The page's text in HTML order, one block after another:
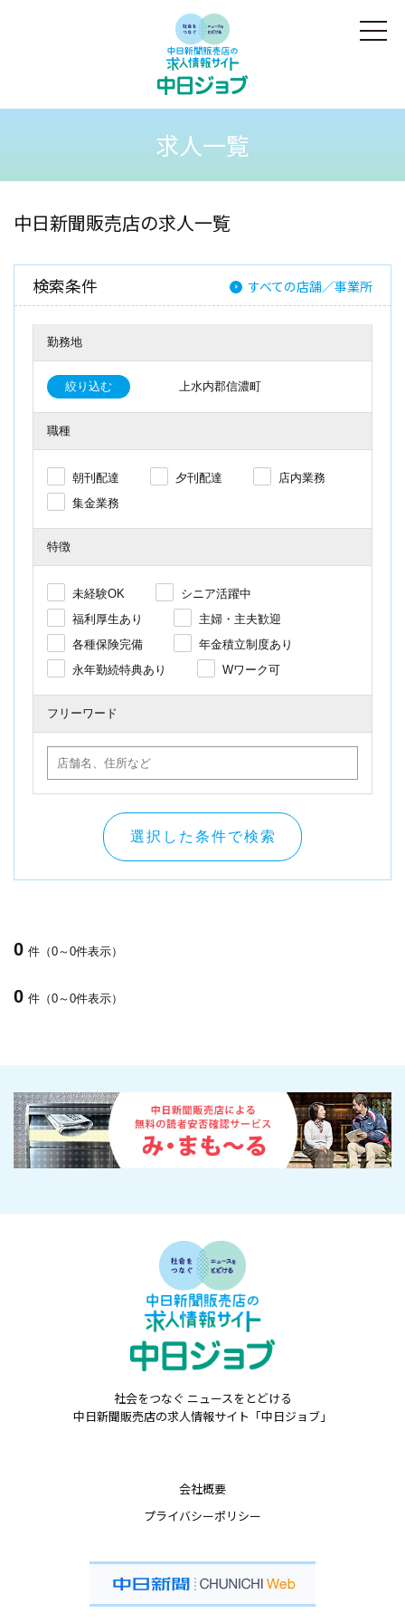
求人一覧
中日新聞販売店の求人一覧
検索条件 すべての店舗／事業所
勤務地
絞り込む 上水内郡信濃町
職種
朝刊配達 夕刊配達
店内業務
集金業務
特徴
未経験OK
シニア活躍中
福利厚生あり
主婦・主夫歓迎
各種保険完備
年金積立制度あり
永年勤続特典あり
Wワーク可
フリーワード
選択した条件で検索
0 件（0～0件表示）
0 件（0～0件表示）
社会をつなぐ ニュースをとどける
中日新聞販売店の求人情報サイト「中日ジョブ」
会社概要
プライバシーポリシー